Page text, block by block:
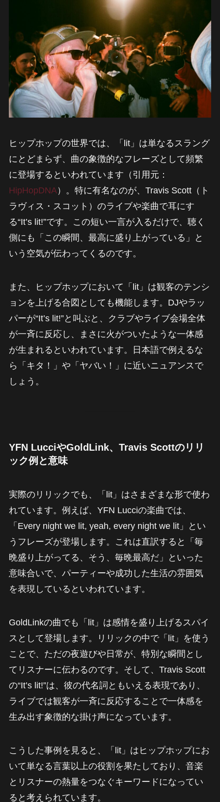
ヒップホップの世界では、「lit」は単なるスラング
にとどまらず、曲の象徴的なフレーズとして頻繁
に登場するといわれています（引用元：
HipHopDNA）。特に有名なのが、Travis Scott（ト
ラヴィス・スコット）のライブや楽曲で耳にす
る“It’s lit!”です。この短い一言が入るだけで、聴く
側にも「この瞬間、最高に盛り上がっている」と
いう空気が伝わってくるのです。
また、ヒップホップにおいて「lit」は観客のテンシ
ョンを上げる合図としても機能します。DJやラッ
パーが“It’s lit!”と叫ぶと、クラブやライブ会場全体
が一斉に反応し、まさに火がついたような一体感
が生まれるといわれています。日本語で例えるな
ら「キタ！」や「ヤバい！」に近いニュアンスで
しょう。
YFN LucciやGoldLink、Travis Scottのリリ
ック例と意味
実際のリリックでも、「lit」はさまざまな形で使わ
れています。例えば、YFN Lucciの楽曲では、
「Every night we lit, yeah, every night we lit」とい
うフレーズが登場します。これは直訳すると「毎
晩盛り上がってる、そう、毎晩最高だ」といった
意味合いで、パーティーや成功した生活の雰囲気
を表現しているといわれています。
GoldLinkの曲でも「lit」は感情を盛り上げるスパイ
スとして登場します。リリックの中で「lit」を使う
ことで、ただの夜遊びや日常が、特別な瞬間とし
てリスナーに伝わるのです。そして、Travis Scott
の“It’s lit!”は、彼の代名詞ともいえる表現であり、
ライブでは観客が一斉に反応することで一体感を
生み出す象徴的な掛け声になっています。
こうした事例を見ると、「lit」はヒップホップにお
いて単なる言葉以上の役割を果たしており、音楽
とリスナーの熱量をつなぐキーワードになってい
ると考えられています。